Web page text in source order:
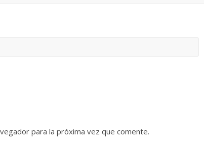
para la próxima vez que comente.